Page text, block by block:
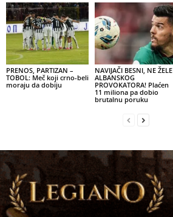
PRENOS, PARTIZAN –
TOBOL: Meč koji crno-beli
moraju da dobiju
NAVIJAČI BESNI, NE ŽELE
ALBANSKOG
PROVOKATORA! Plaćen
11 miliona pa dobio
brutalnu poruku